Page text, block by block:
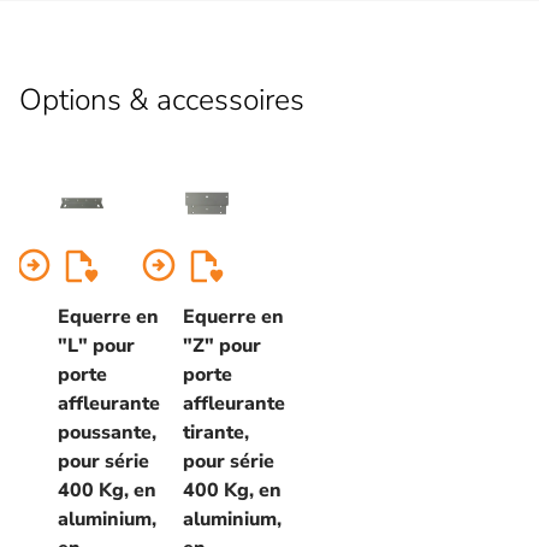
Options & accessoires
arrow_circle_right
Equerre en
"L" pour
porte
affleurante
poussante,
pour série
400 Kg, en
aluminium,
arrow_circle_right
Equerre en
"Z" pour
porte
affleurante
tirante,
pour série
400 Kg, en
aluminium,